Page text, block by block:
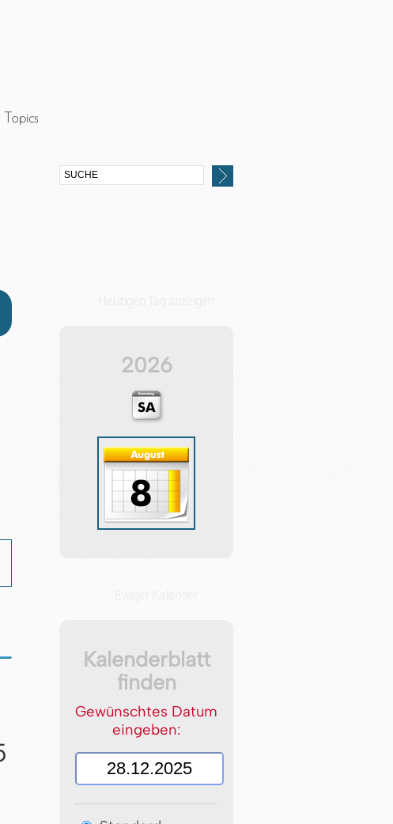
2026
Kalenderblatt
finden
Gewünschtes Datum
eingeben: